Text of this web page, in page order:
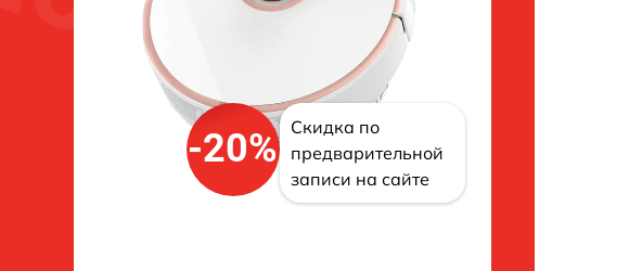
-20%
Скидка по
предварительной
записи на сайте